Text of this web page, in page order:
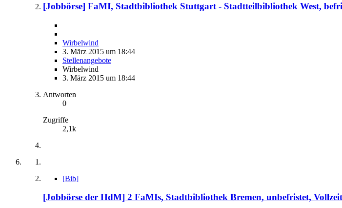
[Jobbörse] FaMI, Stadtbibliothek Stuttgart - Stadtteilbibliothek West,
Wirbelwind
3. März 2015 um 18:44
Stellenangebote
Wirbelwind
3. März 2015 um 18:44
Antworten
0
Zugriffe
2,1k
[Bib]
[Jobbörse der HdM] 2 FaMIs, Stadtbibliothek Bremen, unbefristet, Vollzeit